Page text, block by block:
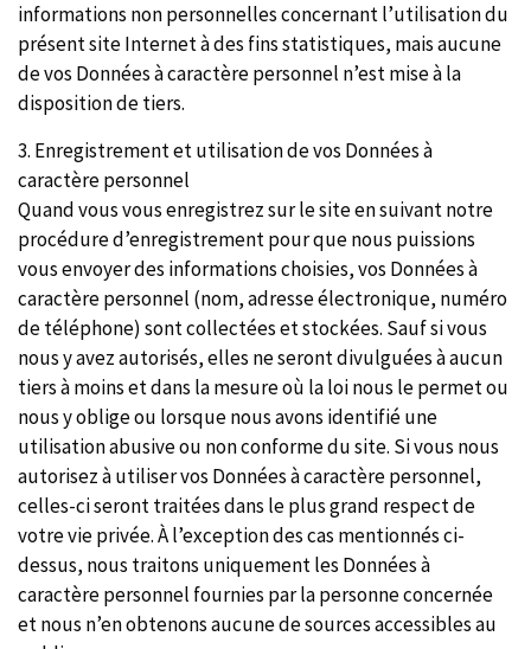
informations non personnelles concernant l’utilisation du
présent site Internet à des fins statistiques, mais aucune
de vos Données à caractère personnel n’est mise à la
disposition de tiers.
3. Enregistrement et utilisation de vos Données à
caractère personnel
Quand vous vous enregistrez sur le site en suivant notre
procédure d’enregistrement pour que nous puissions
vous envoyer des informations choisies, vos Données à
caractère personnel (nom, adresse électronique, numéro
de téléphone) sont collectées et stockées. Sauf si vous
nous y avez autorisés, elles ne seront divulguées à aucun
tiers à moins et dans la mesure où la loi nous le permet ou
nous y oblige ou lorsque nous avons identifié une
utilisation abusive ou non conforme du site. Si vous nous
autorisez à utiliser vos Données à caractère personnel,
celles-ci seront traitées dans le plus grand respect de
votre vie privée. À l’exception des cas mentionnés ci-
dessus, nous traitons uniquement les Données à
caractère personnel fournies par la personne concernée
et nous n’en obtenons aucune de sources accessibles au